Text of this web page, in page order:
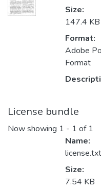
Size:
147.4 KB
Format:
Adobe
Format
License bundle
Now showing 1 - 1 of 1
Name:
license.txt
Size:
7.54 KB